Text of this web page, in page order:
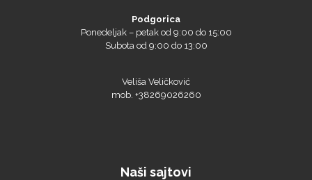
Podgorica
Ponedeljak – petak od 9:00 do 15:00
Subota od 9:00 do 13:00
Veliša Veličković
mob. +38269026260
Naši sajtovi